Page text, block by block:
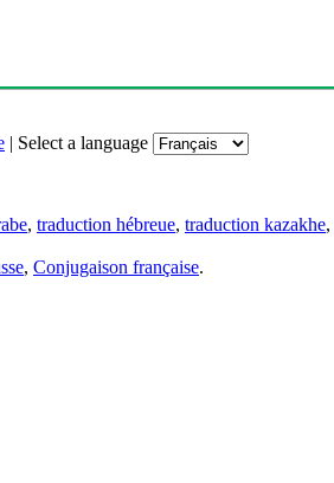
| Select a language
, traduction hébreue, traduction kazakhe,
, Conjugaison française.